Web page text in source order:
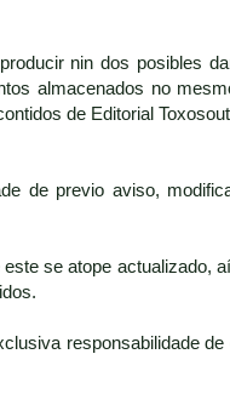
nin dos posibles
almacenados no
de Editorial
de previo aviso,
se atope actualizado,
responsabilidade de